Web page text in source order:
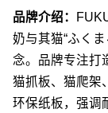
品牌介绍：
奶与其猫“ふく
念。品牌专注打
猫抓板、猫爬架
环保纸板，强调